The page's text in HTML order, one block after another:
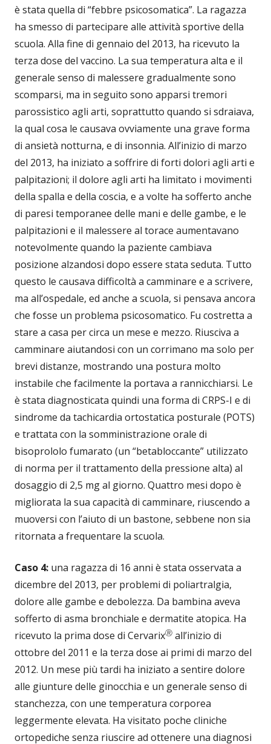
è stata quella di “febbre psicosomatica”. La ragazza
ha smesso di partecipare alle attività sportive della
scuola. Alla fine di gennaio del 2013, ha ricevuto la
terza dose del vaccino. La sua temperatura alta e il
generale senso di malessere gradualmente sono
scomparsi, ma in seguito sono apparsi tremori
parossistico agli arti, soprattutto quando si sdraiava,
la qual cosa le causava ovviamente una grave forma
di ansietà notturna, e di insonnia. All’inizio di marzo
del 2013, ha iniziato a soffrire di forti dolori agli arti e
palpitazioni; il dolore agli arti ha limitato i movimenti
della spalla e della coscia, e a volte ha sofferto anche
di paresi temporanee delle mani e delle gambe, e le
palpitazioni e il malessere al torace aumentavano
notevolmente quando la paziente cambiava
posizione alzandosi dopo essere stata seduta. Tutto
questo le causava difficoltà a camminare e a scrivere,
ma all’ospedale, ed anche a scuola, si pensava ancora
che fosse un problema psicosomatico. Fu costretta a
stare a casa per circa un mese e mezzo. Riusciva a
camminare aiutandosi con un corrimano ma solo per
brevi distanze, mostrando una postura molto
instabile che facilmente la portava a rannicchiarsi. Le
è stata diagnosticata quindi una forma di CRPS-I e di
sindrome da tachicardia ortostatica posturale (POTS)
e trattata con la somministrazione orale di
bisoprololo fumarato (un “betabloccante” utilizzato
di norma per il trattamento della pressione alta) al
dosaggio di 2,5 mg al giorno. Quattro mesi dopo è
migliorata la sua capacità di camminare, riuscendo a
muoversi con l’aiuto di un bastone, sebbene non sia
ritornata a frequentare la scuola.
Caso 4: una ragazza di 16 anni è stata osservata a
dicembre del 2013, per problemi di poliartralgia,
dolore alle gambe e debolezza. Da bambina aveva
sofferto di asma bronchiale e dermatite atopica. Ha
ricevuto la prima dose di CervarixⓇ all’inizio di
ottobre del 2011 e la terza dose ai primi di marzo del
2012. Un mese più tardi ha iniziato a sentire dolore
alle giunture delle ginocchia e un generale senso di
stanchezza, con une temperatura corporea
leggermente elevata. Ha visitato poche cliniche
ortopediche senza riuscire ad ottenere una diagnosi